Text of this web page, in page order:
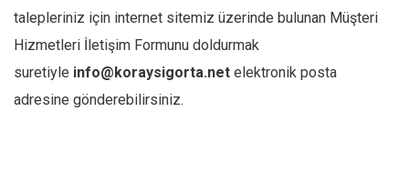
talepleriniz için internet sitemiz üzerinde bulunan Müşteri
Hizmetleri İletişim Formunu doldurmak
suretiyle info@koraysigorta.net elektronik posta
adresine gönderebilirsiniz.